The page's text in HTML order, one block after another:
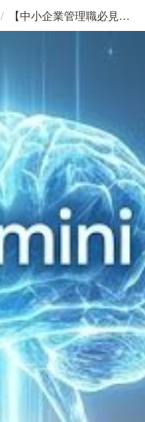
/ 【中小企業管理職必見】そのルーチンワーク、AIが10秒で終わらせます